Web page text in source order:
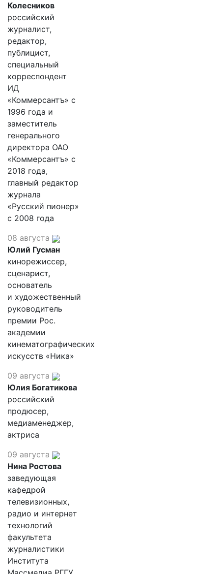
Колесников
российский
журналист,
редактор,
публицист,
специальный
корреспондент
ИД
«Коммерсантъ» с
1996 года и
заместитель
генерального
директора ОАО
«Коммерсантъ» с
2018 года,
главный редактор
журнала
«Русский пионер»
с 2008 года
08 августа
Юлий Гусман
кинорежиссер,
сценарист,
основатель
и художественный
руководитель
премии Рос.
академии
кинематографических
искусств «Ника»
09 августа
Юлия Богатикова
российский
продюсер,
медиаменеджер,
актриса
09 августа
Нина Ростова
заведующая
кафедрой
телевизионных,
радио и интернет
технологий
факультета
журналистики
Института